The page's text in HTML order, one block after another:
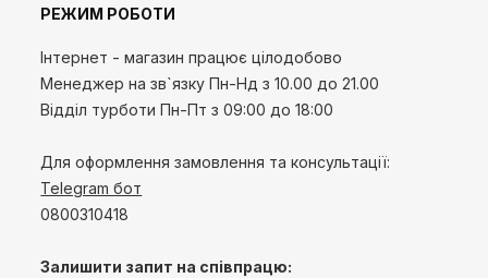
РЕЖИМ РОБОТИ
Інтернет - магазин працює цілодобово
Менеджер на зв`язкуПн-Нд з 10.00 до 21.00
Відділ турботи Пн-Пт з 09:00 до 18:00
Для оформлення замовлення та консультації:
Telegram бот
0800310418
Залишити запит на співпрацю: